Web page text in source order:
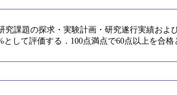
究課題の探求・実験計画・研究遂行実績お
として評価する．100点満点で60点以上を合格